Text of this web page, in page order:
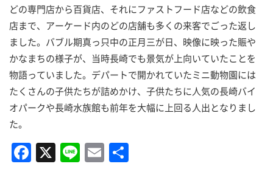
どの専門店から百貨店、それにファストフード店などの飲食
店まで、アーケード内のどの店舗も多くの来客でごった返し
ました。バブル期真っ只中の正月三が日、映像に映った賑や
かなまちの様子が、当時長崎でも景気が上向いていたことを
物語っていました。デパートで開かれていたミニ動物園には
たくさんの子供たちが詰めかけ、子供たちに人気の長崎バイ
オパークや長崎水族館も前年を大幅に上回る人出となりまし
た。
F
a
X Li
n
E
m